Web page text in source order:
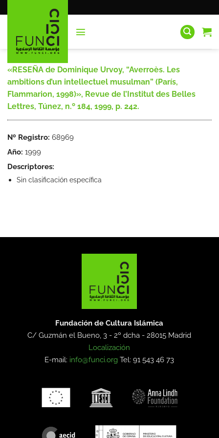
al
«RESEÑA de Dominique Urvoy, “Averroès. Les
ambitions d’un intellectuel musulman” (París,
Flammarion, 1998)», Revue de l’Institut des Belles
Lettres, Túnez, n.º 184, 1999, p. 242.
Nº Registro: 68969
Año: 1999
Descriptores:
Sin clasificación específica
Fundación de Cultura Islámica
C/ Guzmán el Bueno, 3 - 2º dcha -28015 Madrid
Localización
E-mail: info@funci.org Tel: 91 543 46 73